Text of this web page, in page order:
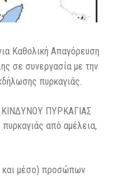
Καθολική Απαγόρευση
σε συνεργασία με την
πυρκαγιάς.
ΚΙΝΔΥΝΟΥ ΠΥΡΚΑΓΙΑΣ
από αμέλεια,
και μέσο) προσώπων